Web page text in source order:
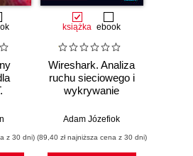
i
z 30 dni)
książka ebook
Wireshark. Analiza
ruchu sieciowego i
wykrywanie
Adam Józefiok
(89,40 zł najniższa cena z 30 dni)